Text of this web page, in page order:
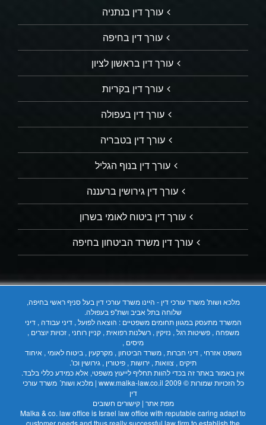
עורך דין בנתניה
עורך דין בחיפה
עורך דין בראשון לציון
עורך דין בקריות
עורך דין בעפולה
עורך דין בטבריה
עורך דין בנוף הגליל
עורך דין גירושין ברעננה
עורך דין ביטוח לאומי בשרון
עורך דין משרד הביטחון בחיפה
מלכא ושות' משרד עורכי דין - היינו משרד עורכי דין בעל סניף ראשי בחיפה,
שלוחה בתל אביב ושת"פ בעפולה.
המשרד מתעסק במגוון תחומים משפטיים : הוצאה לפועל , דיני עבודה , דיני
משפחה , פשיטות רגל , נזיקין , רשלנות רפואית , קניין רוחני , זכויות יוצרים ,
מיסים ,
משפט אזרחי , דיני חברות , משרד הביטחון , מקרקעין , ביטוח לאומי , איחוד
תיקים , צוואות , ירושות , פיטורין , גירושין וכו'.
אין באמור באתר זה בכדי להוות תחליף לייעוץ משפטי, אלא כמידע כללי בלבד.
כל הזכויות שמורות © 2009
www.malka-law.co.il | מלכא ושות´ משרד עורכי
דין
מפת אתר |קישורים חשובים
Malka & co. law office is Israel law office with reputable caring adapt to